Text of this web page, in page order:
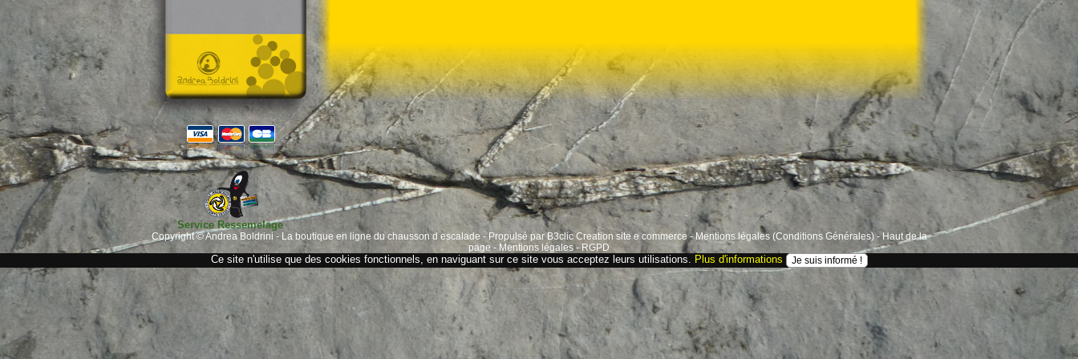
Service Ressemelage
Copyright © Andrea Boldrini - La boutique en ligne du chausson d escalade - Propulsé par B3clicCreation site e commerce-Mentions légales (Conditions Générales)-Haut de la
page - Mentions légales-RGPD
Ce site n'utilise que des cookies fonctionnels, en naviguant sur ce site vous acceptez leurs utilisations. Plus d'informations